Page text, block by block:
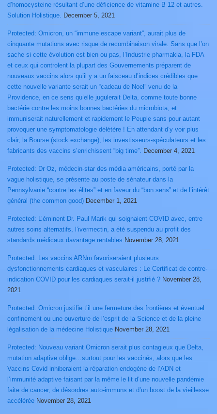
d’homocysteine résultant d’une déficience de vitamine B 12 et autres.
Solution Holistique. December 5, 2021
Protected: Omicron, un “immune escape variant”, aurait plus de
cinquante mutations avec risque de recombinaison virale. Sans que l’on
sache si cette évolution est bien ou pas, l’Industrie pharmakia, la FDA
et ceux qui controlent la plupart des Gouvernements préparent de
nouveaux vaccins alors qu’il y a un faisceau d’indices crédibles que
cette nouvelle variante serait un “cadeau de Noel” venu de la
Providence, en ce sens qu’elle jugulerait Delta, comme toute bonne
bactérie contre les moins bonnes bactéries du microbiota, et
immuniserait naturellement et rapidement le Peuple sans pour autant
provoquer une symptomatologie délétère ! En attendant d’y voir plus
clair, la Bourse (stock exchange), les investisseurs-spéculateurs et les
fabricants des vaccins s’enrichissent “big time”. December 4, 2021
Protected: Dr Oz, médecin-star des média américains, porté par la
vague holistique, se présente au poste de sénateur dans la
Pennsylvanie “contre les élites” et en faveur du “bon sens” et de l’intérêt
général (the common good) December 1, 2021
Protected: L’éminent Dr. Paul Marik qui soignaient COVID avec, entre
autres soins alternatifs, l’ivermectin, a été suspendu au profit des
standards médicaux davantage rentables November 28, 2021
Protected: Les vaccins ARNm favoriseraient plusieurs
dysfonctionnements cardiaques et vasculaires : Le Certificat de contre-
indication COVID pour les cardiaques serait-il justifié ? November 28,
2021
Protected: Omicron justifie t’il une fermeture des frontières et éventuel
confinement ou une ouverture de l’esprit de la Science et de la pleine
légalisation de la médecine Holistique November 28, 2021
Protected: Nouveau variant Omicron serait plus contagieux que Delta,
mutation adaptive oblige…surtout pour les vaccinés, alors que les
Vaccins Covid inhiberaient la réparation endogène de l’ADN et
l’immunité adaptive faisant par la même le lit d’une nouvelle pandémie
faite de cancer, de désordres auto-immuns et d’un boost de la vieillesse
accélérée November 28, 2021